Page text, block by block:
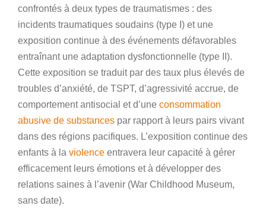
confrontés à deux types de traumatismes : des
incidents traumatiques soudains (type I) et une
exposition continue à des événements défavorables
entraînant une adaptation dysfonctionnelle (type II).
Cette exposition se traduit par des taux plus élevés de
troubles d’anxiété, de TSPT, d’agressivité accrue, de
comportement antisocial et d’une consommation
abusive de substances par rapport à leurs pairs vivant
dans des régions pacifiques. L’exposition continue des
enfants à la violence entravera leur capacité à gérer
efficacement leurs émotions et à développer des
relations saines à l’avenir (War Childhood Museum,
sans date).